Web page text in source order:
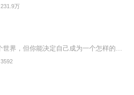
231.9万
3592